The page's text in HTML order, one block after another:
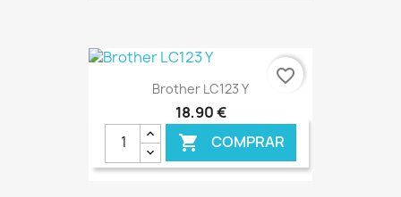
€ ONLINE
Brother LC123 Y
18,90 €
 COMPRAR
favorite_border